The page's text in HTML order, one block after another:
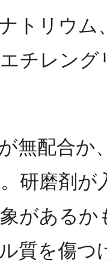
トリウム
チレング
無配合か
研磨剤が
がある
質を傷つ